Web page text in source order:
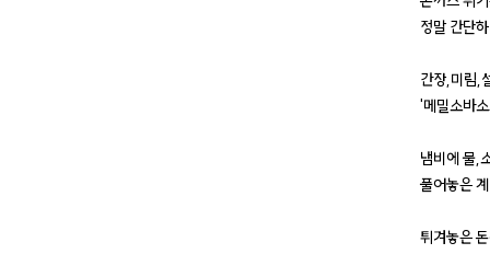
정말 간단
간장,미림,
'메밀소바
냄비에 물,
풀어놓은
튀겨놓은